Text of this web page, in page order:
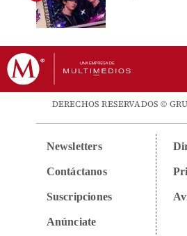
DERECHOS RESERVADOS ©
Newsletters
Contáctanos
Suscripciones
Anúnciate